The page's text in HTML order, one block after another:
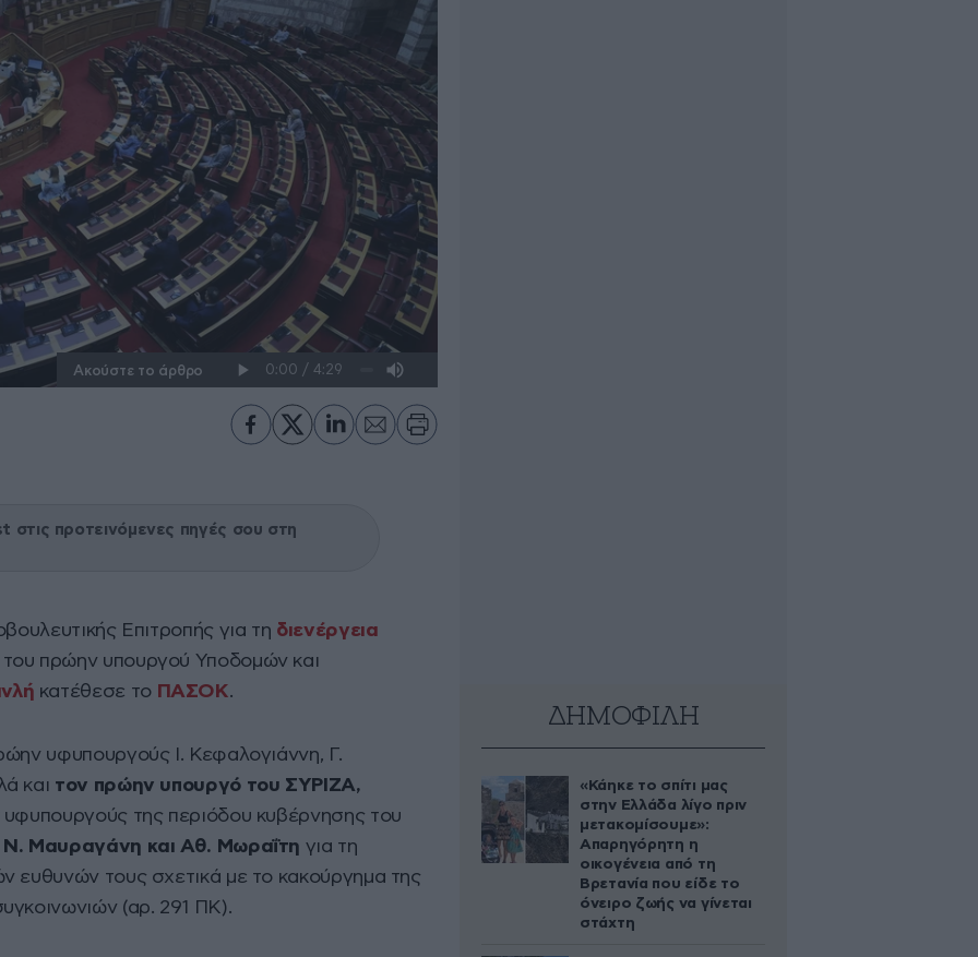
Ακούστε το άρθρο
στις προτεινόμενες πηγές σου στη
Επιτροπής για τη διενέργεια
πρώην υπουργού Υποδομών και
κατέθεσε το ΠΑΣΟΚ.
υφυπουργούς Ι. Κεφαλογιάννη, Γ.
και τον πρώην υπουργό του ΣΥΡΙΖΑ,
υφυπουργούς της περιόδου κυβέρνησης του
Μαυραγάνη και Αθ. Μωραΐτη για τη
ευθυνών τους σχετικά με το κακούργημα της
(αρ. 291 ΠΚ).
ΔΗΜΟΦΙΛΗ
«Κάηκε το σπίτι μας
στην Ελλάδα λίγο πριν
μετακομίσουμε»:
Απαρηγόρητη η
οικογένεια από τη
Βρετανία που είδε το
όνειρο ζωής να γίνεται
στάχτη